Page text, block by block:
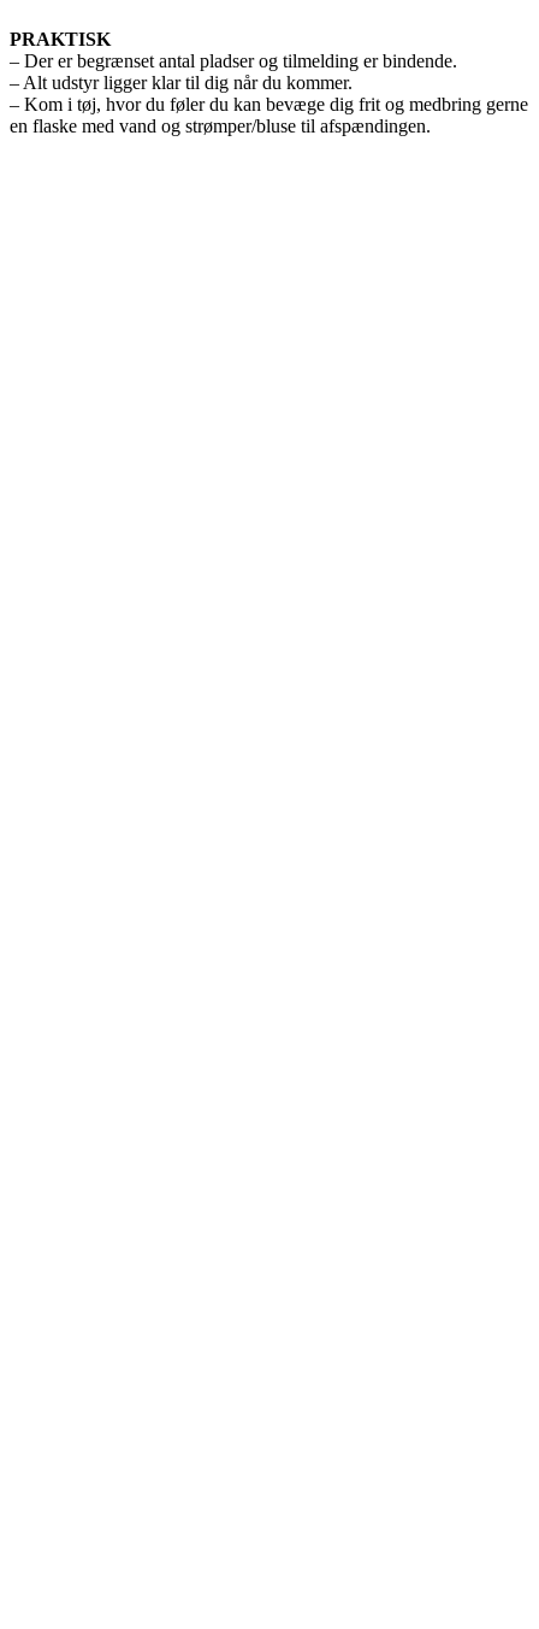
PRAKTISK
– Der er begrænset antal pladser og tilmelding er bindende.
– Alt udstyr ligger klar til dig når du kommer.
– Kom i tøj, hvor du føler du kan bevæge dig frit og medbring gerne
en flaske med vand og strømper/bluse til afspændingen.